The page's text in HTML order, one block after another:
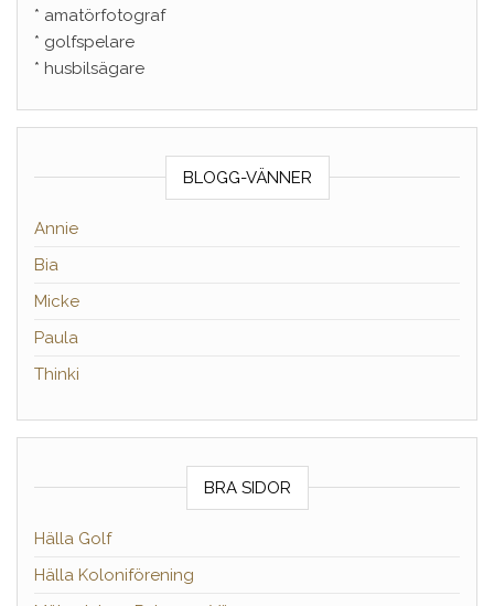
* amatörfotograf
* golfspelare
* husbilsägare
BLOGG-VÄNNER
Annie
Bia
Micke
Paula
Thinki
BRA SIDOR
Hälla Golf
Hälla Koloniförening